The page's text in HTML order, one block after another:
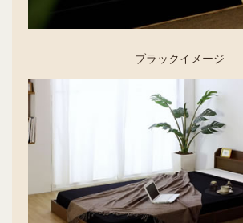
ブラックイメージ